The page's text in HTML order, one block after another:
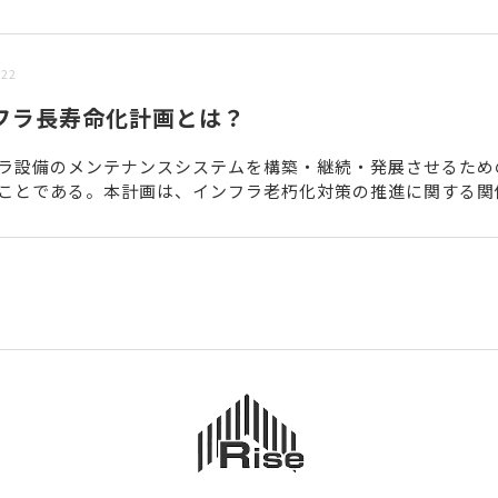
ラ長寿命化計画とは？
設備のメンテナンスシステムを構築・継続・発展させるた
とである。本計画は、インフラ老朽化対策の推進に関する関